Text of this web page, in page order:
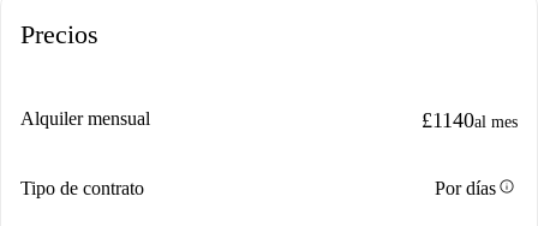
Precios
Alquiler mensual £1140al mes
Tipo de contrato Por díasinfo